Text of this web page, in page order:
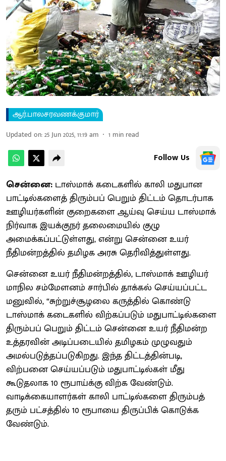
ஆர்.பாலசரவணக்குமார்
Updated on:25 Jun 2025, 11:19 am 1 min read
Follow Us
சென்னை: டாஸ்மாக் கடைகளில் காலி மதுபான
பாட்டில்களைத் திரும்பப் பெறும் திட்டம் தொடர்பாக
ஊழியர்களின் குறைகளை ஆய்வு செய்ய டாஸ்மாக்
நிர்வாக இயக்குநர் தலைமையில் குழு
அமைக்கப்பட்டுள்ளது, என்று சென்னை உயர்
நீதிமன்றத்தில் தமிழக அரசு தெரிவித்துள்ளது.
சென்னை உயர் நீதிமன்றத்தில், டாஸ்மாக் ஊழியர்
மாநில சம்மேளனம் சார்பில் தாக்கல் செய்யப்பட்ட
மனுவில், “சுற்றுச்சூழலை கருத்தில் கொண்டு
டாஸ்மாக் கடைகளில் விற்கப்படும் மதுபாட்டில்களை
திரும்பப் பெறும் திட்டம் சென்னை உயர் நீதிமன்ற
உத்தரவின் அடிப்படையில் தமிழகம் முழுவதும்
அமல்படுத்தப்படுகிறது. இந்த திட்டத்தின்படி,
விற்பனை செய்யப்படும் மதுபாட்டில்கள் மீது
கூடுதலாக 10 ரூபாய்க்கு விற்க வேண்டும்.
வாடிக்கையாளர்கள் காலி பாட்டில்களை திரும்பத்
தரும் பட்சத்தில் 10 ரூபாயை திருப்பிக் கொடுக்க
வேண்டும்.